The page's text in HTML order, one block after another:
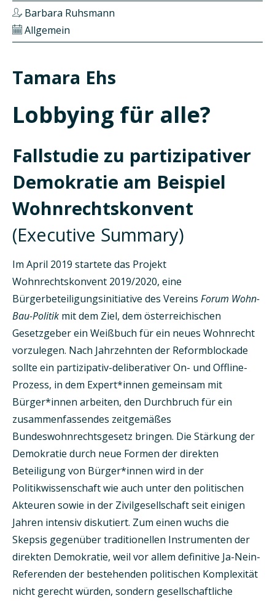
Barbara Ruhsmann
Allgemein
Tamara Ehs
Lobbying für alle?
Fallstudie zu partizipativer
Demokratie am Beispiel
Wohnrechtskonvent
(Executive Summary)
Im April 2019 startete das Projekt
Wohnrechtskonvent 2019/2020, eine
Bürgerbeteiligungs­initiative des Vereins Forum Wohn-
Bau-Politik mit dem Ziel, dem österreichischen
Gesetzgeber ein Weißbuch für ein neues Wohnrecht
vorzulegen. Nach Jahrzehnten der Reformblockade
sollte ein partizipativ-deliberativer On- und Offline-
Prozess, in dem Expert*innen gemeinsam mit
Bürger*innen arbeiten, den Durchbruch für ein
zusammenfassendes zeitgemäßes
Bundeswohnrechtsgesetz bringen. Die Stärkung der
Demokratie durch neue Formen der direkten
Beteiligung von Bürger*innen wird in der
Politikwissenschaft wie auch unter den politischen
Akteuren sowie in der Zivilgesellschaft seit einigen
Jahren intensiv diskutiert. Zum einen wuchs die
Skepsis gegenüber traditionellen Instrumenten der
direkten Demokratie, weil vor allem definitive Ja-Nein-
Referenden der bestehenden politischen Komplexität
nicht gerecht würden, sondern gesellschaftliche